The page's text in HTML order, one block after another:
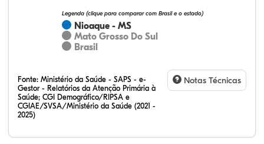
Nioaque - MS
Mato Grosso Do Sul
Brasil
Legenda (clique para comparar com Brasil e o estado)
Fonte: Ministério da Saúde - SAPS - e-
Gestor - Relatórios da Atenção Primária à
Saúde; CGI Demográfico/RIPSA e
CGIAE/SVSA/Ministério da Saúde (2021 -
2025)
Notas Técnicas